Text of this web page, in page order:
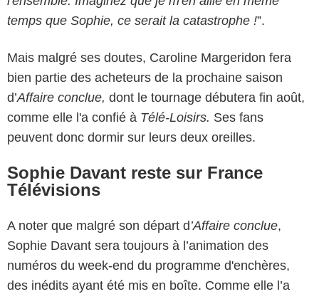
temps que Sophie, ce serait la catastrophe !”.
Mais malgré ses doutes, Caroline Margeridon fera
bien partie des acheteurs de la prochaine saison
d’Affaire conclue, dont le tournage débutera fin août,
comme elle l'a confié à Télé-Loisirs. Ses fans
peuvent donc dormir sur leurs deux oreilles.
Sophie Davant reste sur France
Télévisions
A noter que malgré son départ d ’Affaire conclue,
Sophie Davant sera toujours à l’animation des
numéros du week-end du programme d'enchères,
des inédits ayant été mis en boîte. Comme elle l’a